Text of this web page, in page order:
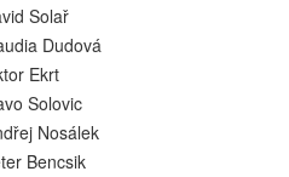
Solař
Dudová
Ekrt
Solovic
Nosálek
Bencsik